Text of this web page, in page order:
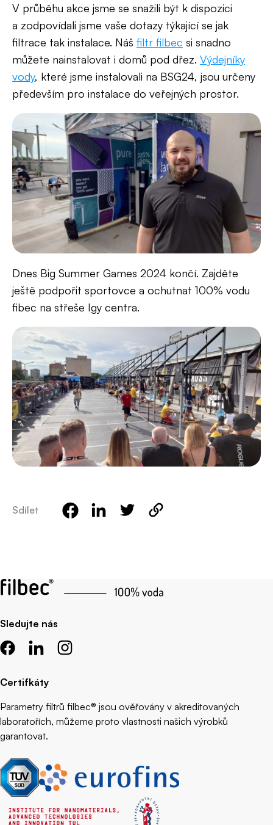
V průběhu akce jsme se snažili být k dispozici
a zodpovídali jsme vaše dotazy týkající se jak
filtrace tak instalace. Náš filtr filbec si snadno
můžete nainstalovat i domů pod dřez. Výdejníky
vody, které jsme instalovali na BSG24, jsou určeny
především pro instalace do veřejných prostor.
Dnes Big Summer Games 2024 končí. Zajděte
ještě podpořit sportovce a ochutnat 100% vodu
fibec na střeše Igy centra.
Sdílet
Sledujte nás
Certifkáty
Parametry filtrů filbec® jsou ověřovány v akreditovaných
laboratořích, můžeme proto vlastnosti našich výrobků
garantovat.